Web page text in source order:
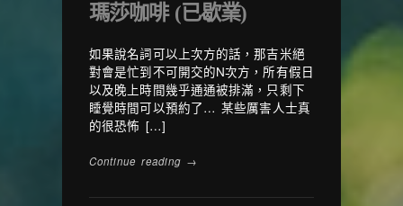
瑪莎咖啡 (已歇業)
如果說名詞可以上次方的話，那吉米絕
對會是忙到不可開交的N次方，所有假日
以及晚上時間幾乎通通被排滿，只剩下
睡覺時間可以預約了… 某些厲害人士真
的很恐怖 […]
Continue reading →